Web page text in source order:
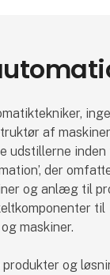
af
udstillerne
der
og anlæg til
til
maskiner.
og